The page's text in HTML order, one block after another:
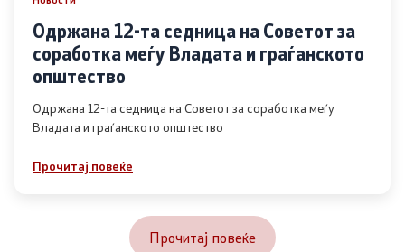
Одржана 12-та седница на Советот за
соработка меѓу Владата и граѓанското
општество
Одржана 12-та седница на Советот за соработка меѓу
Владата и граѓанското општество
Прочитај повеќе
Прочитај повеќе